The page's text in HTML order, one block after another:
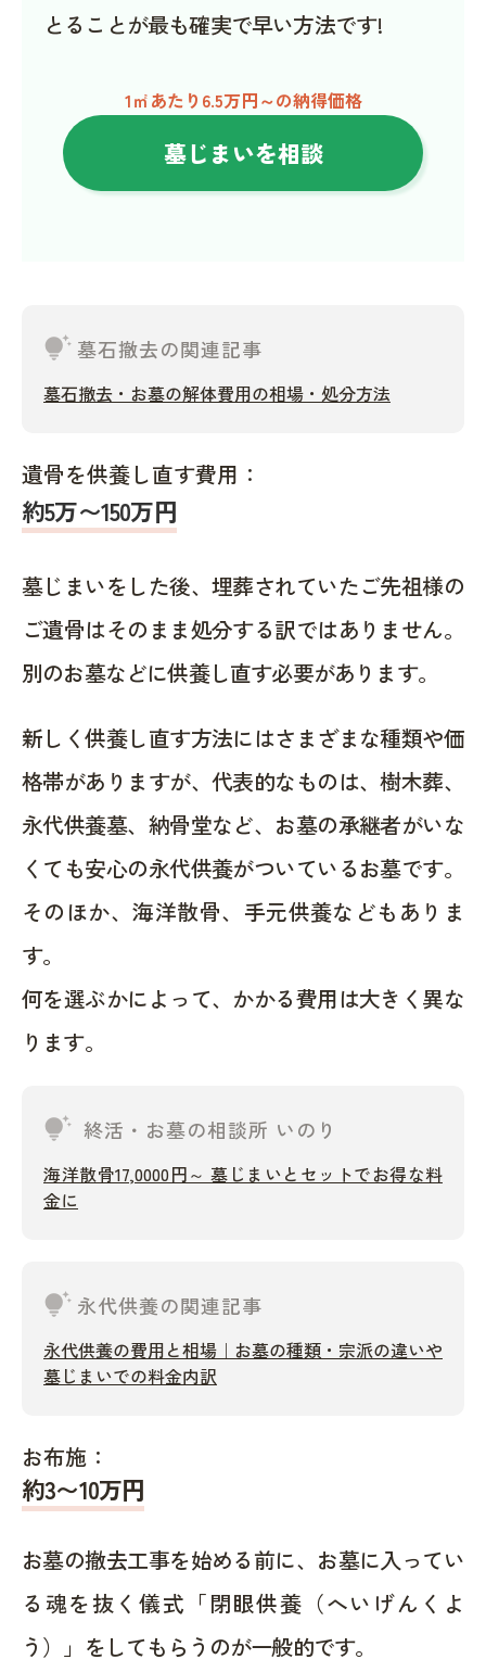
とることが最も確実で早い方法です!
1㎡あたり6.5万円～の納得価格
墓じまいを相談
tips_and_updates墓石撤去の関連記事
墓石撤去・お墓の解体費用の相場・処分方法
遺骨を供養し直す費用：
約5万〜150万円
墓じまいをした後、埋葬されていたご先祖様の
ご遺骨はそのまま処分する訳ではありません。
別のお墓などに供養し直す必要があります。
新しく供養し直す方法にはさまざまな種類や価
格帯がありますが、代表的なものは、樹木葬、
永代供養墓、納骨堂など、お墓の承継者がいな
くても安心の永代供養がついているお墓です。
そのほか、海洋散骨、手元供養などもありま
す。
何を選ぶかによって、かかる費用は大きく異な
ります。
tips_and_updates 終活・お墓の相談所 いのり
海洋散骨17,0000円～ 墓じまいとセットでお得な料
金に
tips_and_updates 永代供養の関連記事
永代供養の費用と相場｜お墓の種類・宗派の違いや
墓じまいでの料金内訳
お布施：
約3〜10万円
お墓の撤去工事を始める前に、お墓に入ってい
る魂を抜く儀式「閉眼供養（へいげんくよ
う）」をしてもらうのが一般的です。